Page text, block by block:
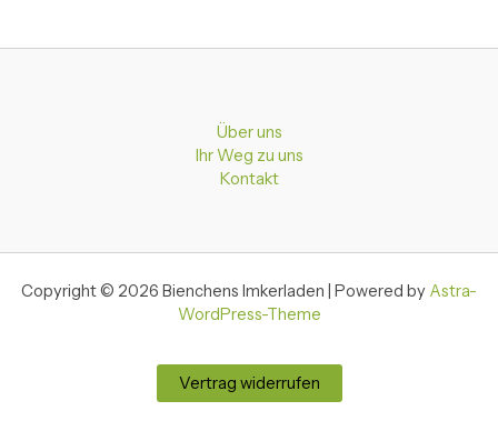
Über uns
Ihr Weg zu uns
Kontakt
Copyright © 2026 Bienchens Imkerladen | Powered by Astra-
WordPress-Theme
Vertrag widerrufen